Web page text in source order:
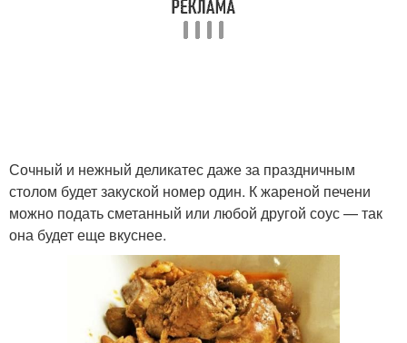
Сочный и нежный деликатес даже за праздничным
столом будет закуской номер один. К жареной печени
можно подать сметанный или любой другой соус — так
она будет еще вкуснее.